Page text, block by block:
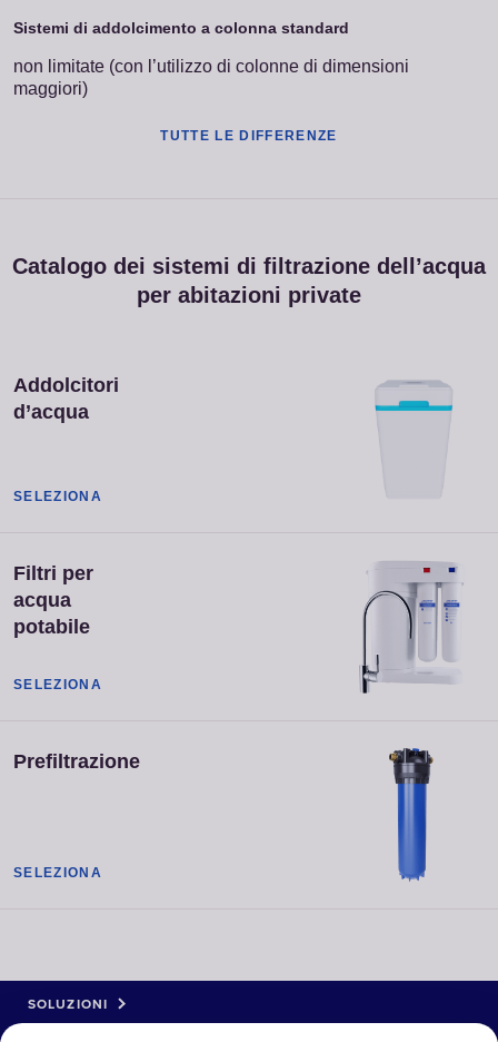
non limitate (con l’utilizzo di colonne di dimensioni
maggiori)
TUTTE LE DIFFERENZE
Catalogo dei sistemi di filtrazione dell’acqua
per abitazioni private
Addolcitori
d’acqua
SELEZIONA
Filtri per
acqua
potabile
SELEZIONA
Prefiltrazione
SELEZIONA
SOLUZIONI